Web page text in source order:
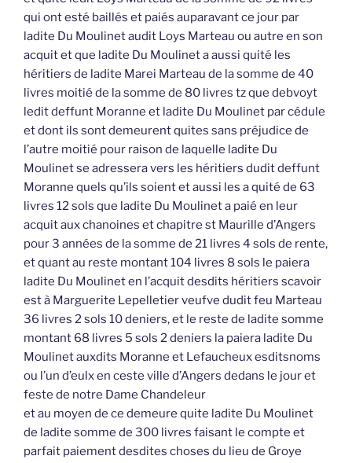
qui ont esté baillés et paiés auparavant ce jour par
ladite Du Moulinet audit Loys Marteau ou autre en son
acquit et que ladite Du Moulinet a aussi quité les
héritiers de ladite Marei Marteau de la somme de 40
livres moitié de la somme de 80 livres tz que debvoyt
ledit deffunt Moranne et ladite Du Moulinet par cédule
et dont ils sont demeurent quites sans préjudice de
l’autre moitié pour raison de laquelle ladite Du
Moulinet se adressera vers les héritiers dudit deffunt
Moranne quels qu’ils soient et aussi les a quité de 63
livres 12 sols que ladite Du Moulinet a paié en leur
acquit aux chanoines et chapitre st Maurille d’Angers
pour 3 années de la somme de 21 livres 4 sols de rente,
et quant au reste montant 104 livres 8 sols le paiera
ladite Du Moulinet en l’acquit desdits héritiers scavoir
est à Marguerite Lepelletier veufve dudit feu Marteau
36 livres 2 sols 10 deniers, et le reste de ladite somme
montant 68 livres 5 sols 2 deniers la paiera ladite Du
Moulinet auxdits Moranne et Lefaucheux esditsnoms
ou l’un d’eulx en ceste ville d’Angers dedans le jour et
feste de notre Dame Chandeleur
et au moyen de ce demeure quite ladite Du Moulinet
de ladite somme de 300 livres faisant le compte et
parfait paiement desdites choses du lieu de Groye